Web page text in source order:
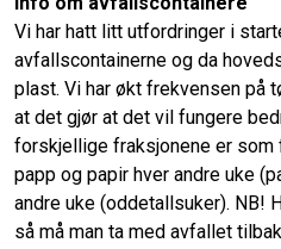
Vi har hatt litt utfordringer i
avfallscontainerne og da
plast. Vi har økt frekvensen på
at det gjør at det vil fungere
forskjellige fraksjonene er som
papp og papir hver andre uke
andre uke (oddetallsuker). NB!
så må man ta med avfallet